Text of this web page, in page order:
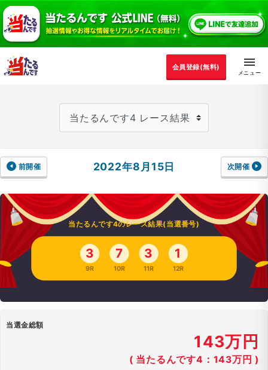
会員登録(無料)
前開催 2022年8月15日 次開催
当たるんです4のレース結果(当選番号)
3
9R
7
10R
3
11R
1
12R
当選金総額
143万円
( 当たるんです4：143万円 )